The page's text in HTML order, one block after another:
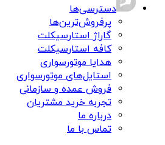
دسترسی‌ها
پرفروش‌ترین‌ها
گاراژ استارسیکلت
کافه استارسیکلت
هدایا موتورسواری
استایل‌های موتورسواری
فروش عمده و سازمانی
تجربه خرید مشتریان
درباره ما
تماس با ما